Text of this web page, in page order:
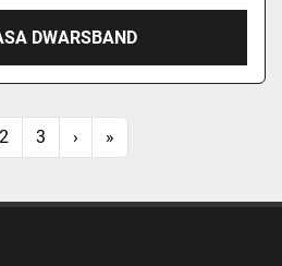
DWARSBAND
2 3 › »